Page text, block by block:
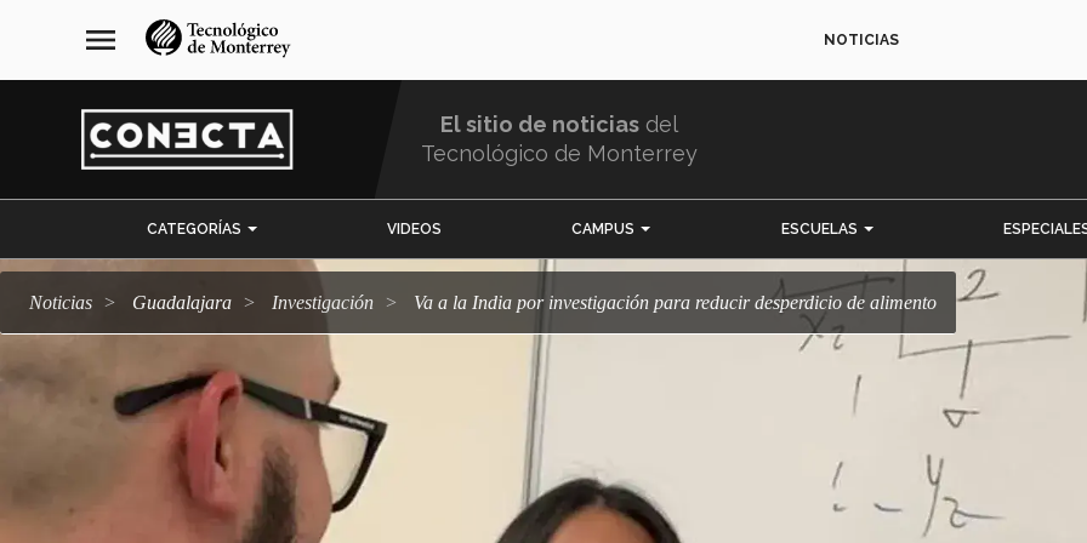
navegación
principal
menu NOTICIAS
El sitio de noticias del
Tecnológico de Monterrey
CATEGORÍAS VIDEOS CAMPUS ESCUELAS
Noticias Guadalajara Investigación Va a la India por investigación para reducir desperdicio de alimento